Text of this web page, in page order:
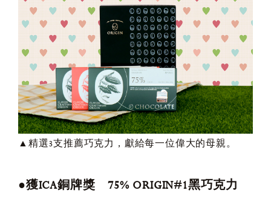
▲精選3支推薦巧克力，獻給每一位偉大的母親。
●獲ICA銅牌獎 75% ORIGIN#1黑巧克力